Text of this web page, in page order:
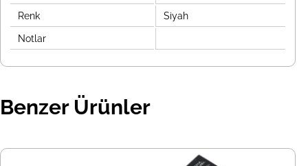
Renk Siyah
Notlar
Benzer Ürünler